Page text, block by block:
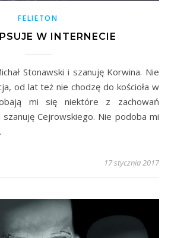
FELIETON
W INTERNECIE
od lat też nie chodzę do kościoła w
mi się niektóre z zachowań
szanuję Cejrowskiego. Nie podoba mi
17 stycznia 2017